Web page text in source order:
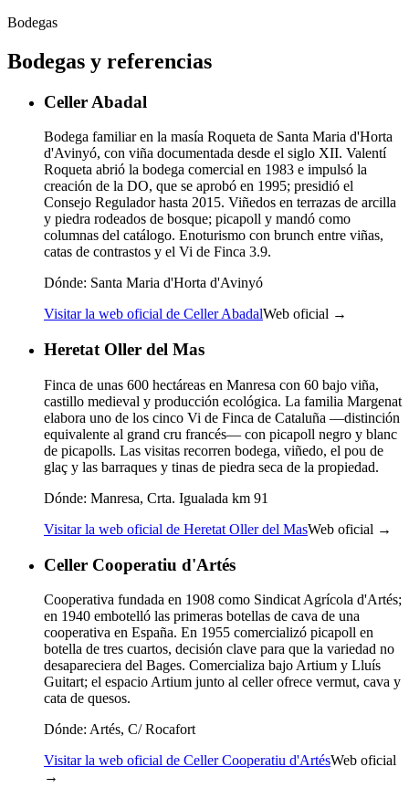
Bodegas
Bodegas y referencias
Celler Abadal
Bodega familiar en la masía Roqueta de Santa Maria d'Horta
d'Avinyó, con viña documentada desde el siglo XII. Valentí
Roqueta abrió la bodega comercial en 1983 e impulsó la
creación de la DO, que se aprobó en 1995; presidió el
Consejo Regulador hasta 2015. Viñedos en terrazas de arcilla
y piedra rodeados de bosque; picapoll y mandó como
columnas del catálogo. Enoturismo con brunch entre viñas,
catas de contrastos y el Vi de Finca 3.9.
Dónde: Santa Maria d'Horta d'Avinyó
Visitar la web oficial de Celler AbadalWeb oficial →
Heretat Oller del Mas
Finca de unas 600 hectáreas en Manresa con 60 bajo viña,
castillo medieval y producción ecológica. La familia Margenat
elabora uno de los cinco Vi de Finca de Cataluña —distinción
equivalente al grand cru francés— con picapoll negro y blanc
de picapolls. Las visitas recorren bodega, viñedo, el pou de
glaç y las barraques y tinas de piedra seca de la propiedad.
Dónde: Manresa, Crta. Igualada km 91
Visitar la web oficial de Heretat Oller del MasWeb oficial →
Celler Cooperatiu d'Artés
Cooperativa fundada en 1908 como Sindicat Agrícola d'Artés;
en 1940 embotelló las primeras botellas de cava de una
cooperativa en España. En 1955 comercializó picapoll en
botella de tres cuartos, decisión clave para que la variedad no
desapareciera del Bages. Comercializa bajo Artium y Lluís
Guitart; el espacio Artium junto al celler ofrece vermut, cava y
cata de quesos.
Dónde: Artés, C/ Rocafort
Visitar la web oficial de Celler Cooperatiu d'ArtésWeb oficial
→